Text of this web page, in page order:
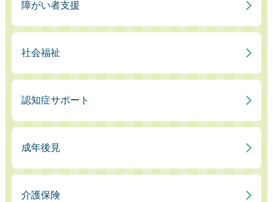
障がい者支援
社会福祉
認知症サポート
成年後見
介護保険